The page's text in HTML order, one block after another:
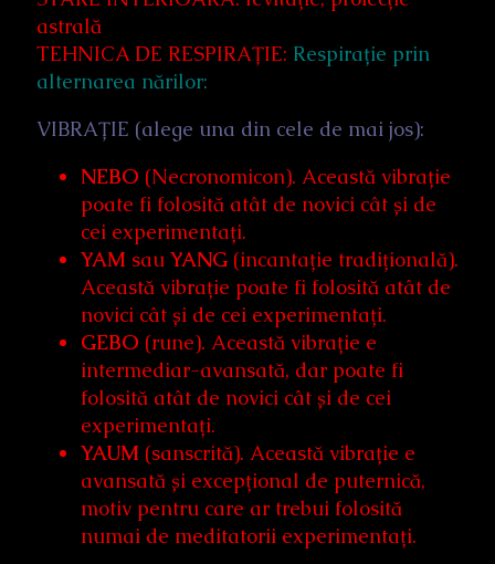
astrală
TEHNICA DE RESPIRAȚIE: Respirație prin
alternarea nărilor:
VIBRAȚIE (alege una din cele de mai jos):
NEBO (Necronomicon). Această vibrație
poate fi folosită atât de novici cât și de
cei experimentați.
YAM sau YANG (incantație tradițională).
Această vibrație poate fi folosită atât de
novici cât și de cei experimentați.
GEBO (rune). Această vibrație e
intermediar-avansată, dar poate fi
folosită atât de novici cât și de cei
experimentați.
YAUM (sanscrită). Această vibrație e
avansată și excepțional de puternică,
motiv pentru care ar trebui folosită
numai de meditatorii experimentați.